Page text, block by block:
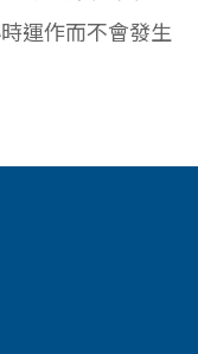
運作而不會發生